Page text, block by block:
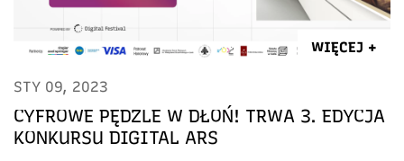
WIĘCEJ +
STY 09, 2023
CYFROWE PĘDZLE W DŁOŃ! TRWA 3. EDYCJA
KONKURSU DIGITAL ARS